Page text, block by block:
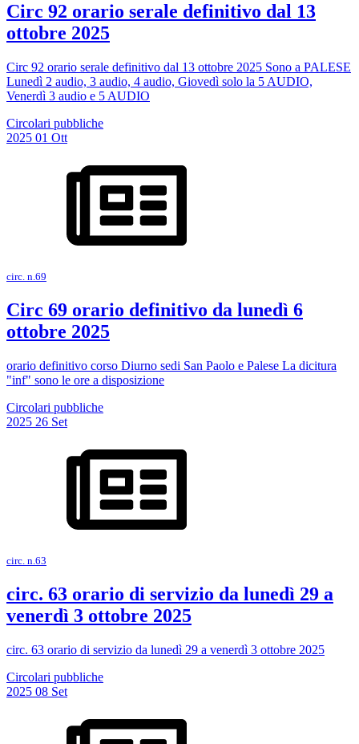
Circ 92 orario serale definitivo dal 13
ottobre 2025
Circ 92 orario serale definitivo dal 13 ottobre 2025 Sono a PALESE
Lunedì 2 audio, 3 audio, 4 audio, Giovedì solo la 5 AUDIO,
Venerdì 3 audio e 5 AUDIO
Circolari pubbliche
2025 01 Ott
circ. n.69
Circ 69 orario definitivo da lunedì 6
ottobre 2025
orario definitivo corso Diurno sedi San Paolo e Palese La dicitura
"inf" sono le ore a disposizione
Circolari pubbliche
2025 26 Set
circ. n.63
circ. 63 orario di servizio da lunedì 29 a
venerdì 3 ottobre 2025
circ. 63 orario di servizio da lunedì 29 a venerdì 3 ottobre 2025
Circolari pubbliche
2025 08 Set